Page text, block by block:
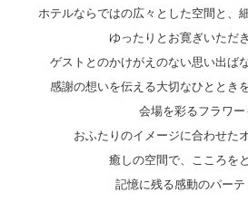
ホテルならではの広々とした空間と、
ゆったりとお寛ぎいただ
ゲストとのかけがえのない思い出ば
感謝の想いを伝える大切なひととき
会場を彩るフラワー
おふたりのイメージに合わせた
癒しの空間で、こころを
記憶に残る感動のパーテ